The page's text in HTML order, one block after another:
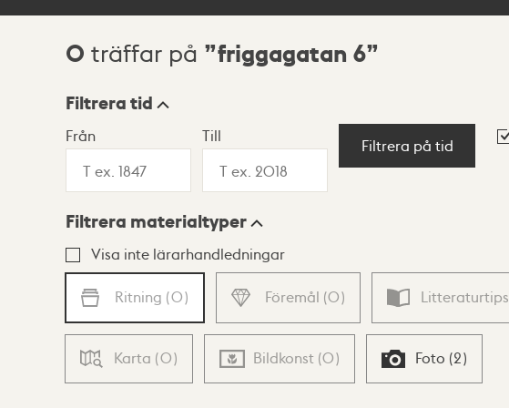
Sökresultat
0 träffar på friggagatan 6
Visningsläge
Lista Karta
Filtrera tid
Från Till
Filtrera på tid
Filtrera materialtyper
Visa inte lärarhandledningar
Ritning (0) Föremål (0) Litteraturtips
Karta (0) Bildkonst (0) Foto (2)